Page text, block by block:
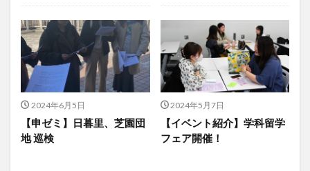
2024年6月5日
【申ゼミ】日暮里、芝園団
地 巡検
2024年5月7日
【イベント紹介】学科留学
フェア開催！